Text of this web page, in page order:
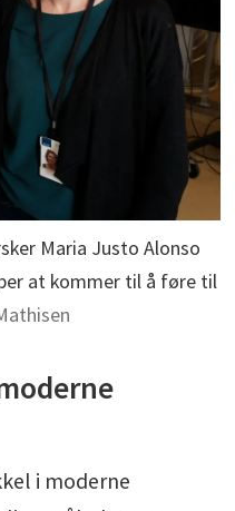
Maria Justo Alonso
at kommer til å føre til
i moderne